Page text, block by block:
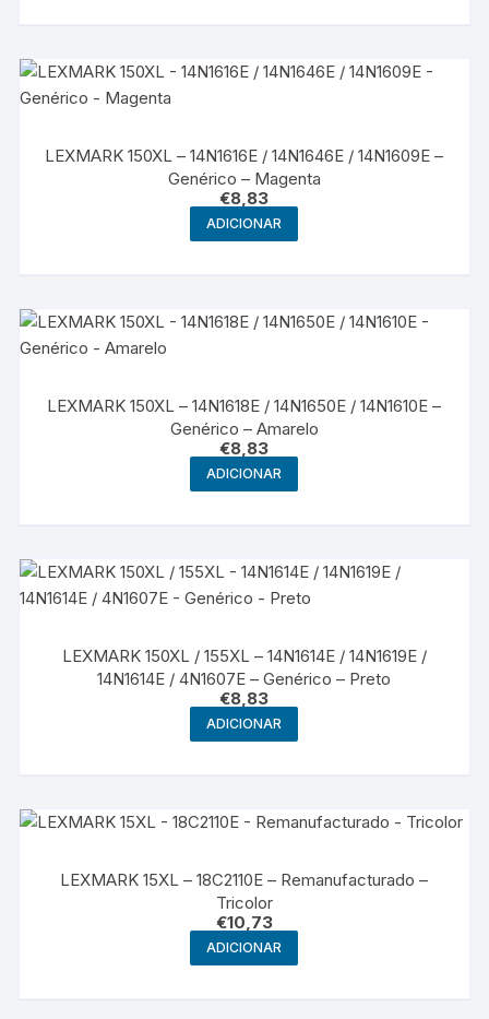
LEXMARK 150XL – 14N1616E / 14N1646E / 14N1609E –
Genérico – Magenta
€8,83
ADICIONAR
LEXMARK 150XL – 14N1618E / 14N1650E / 14N1610E –
Genérico – Amarelo
€8,83
ADICIONAR
LEXMARK 150XL / 155XL – 14N1614E / 14N1619E /
14N1614E / 4N1607E – Genérico – Preto
€8,83
ADICIONAR
LEXMARK 15XL – 18C2110E – Remanufacturado –
Tricolor
€10,73
ADICIONAR